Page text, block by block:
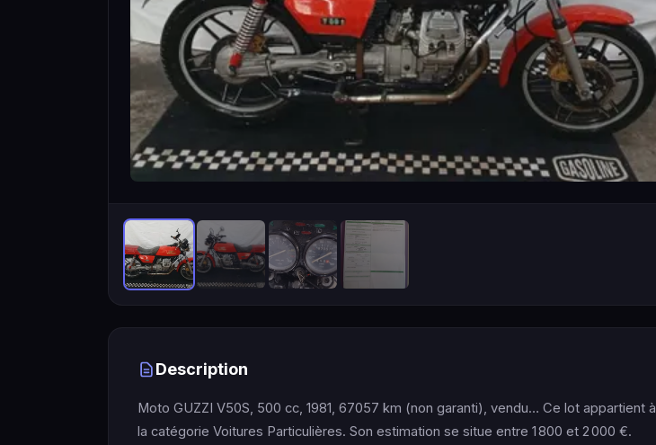
Description
Moto GUZZI V50S, 500 cc, 1981, 67057 km (non garanti), vendu… Ce lot appartient à
la catégorie Voitures Particulières. Son estimation se situe entre 1 800 et 2 000 €.